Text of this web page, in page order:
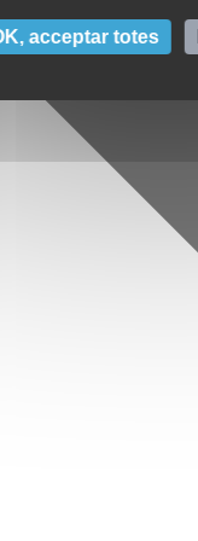
acceptar totes